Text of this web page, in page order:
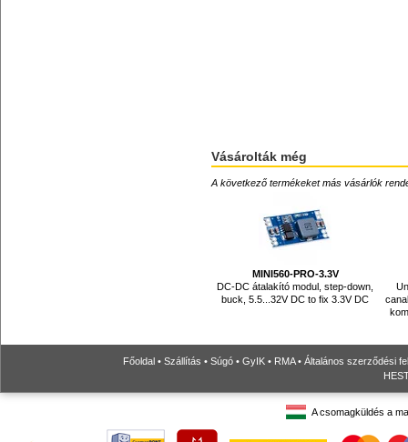
Vásárolták még
A következő termékeket más vásárlók
MINI560-PRO-3.3V
DC-DC átalakító modul, step-down,
buck, 5.5...32V DC to fix 3.3V DC
Főoldal • Szállítás • Súgó • GyIK • RMA• Általános szerződési
A csomagküldés a